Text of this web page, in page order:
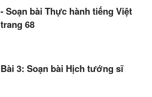
- Soạn bài Thực hành tiếng Việt
trang 68
Bài 3: Soạn bài Hịch tướng sĩ